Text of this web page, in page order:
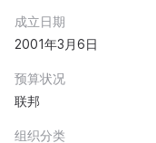
成立日期
2001年3月6日
预算状况
联邦
组织分类